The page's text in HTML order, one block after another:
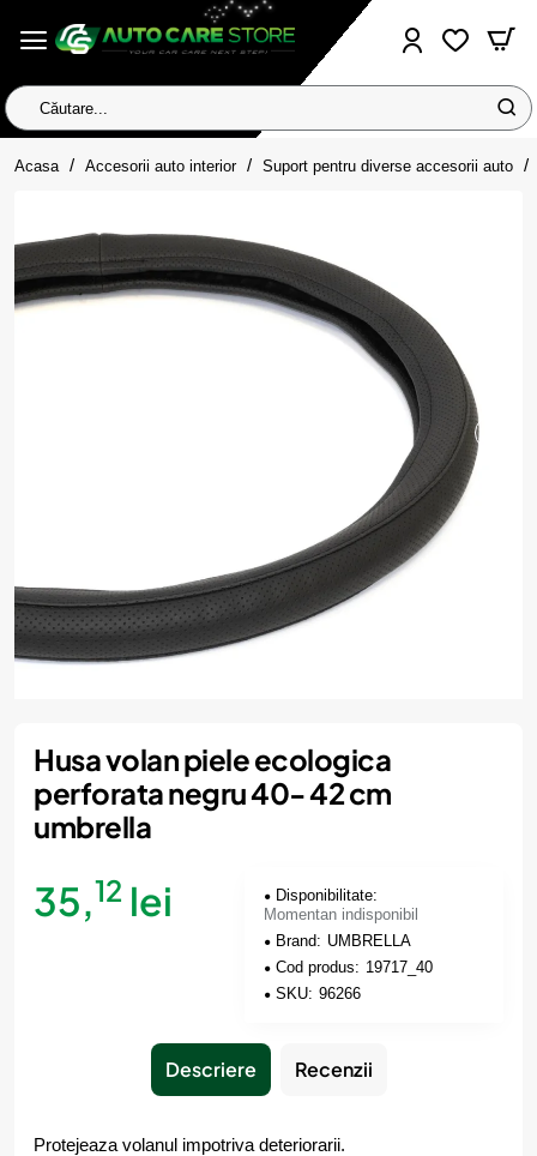
Căutare...
Acasa homeAccesorii auto interior Suport pentru diverse accesorii auto
Momentan indisponibil
Husa volan piele ecologica
perforata negru 40- 42 cm
umbrella
35,12 lei
Disponibilitate:
Momentan indisponibil
Brand: UMBRELLA
Cod produs: 19717_40
SKU: 96266
Descriere Recenzii
Protejeaza volanul impotriva deteriorarii.